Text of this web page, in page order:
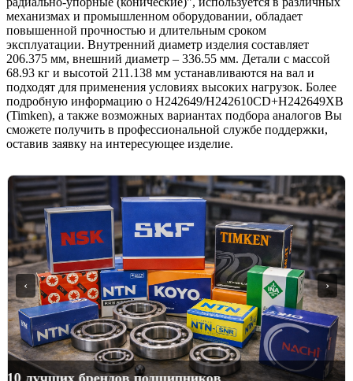
механизмах и промышленном оборудовании, обладает
повышенной прочностью и длительным сроком
эксплуатации. Внутренний диаметр изделия составляет
206.375 мм, внешний диаметр – 336.55 мм. Детали с массой
68.93 кг и высотой 211.138 мм устанавливаются на вал и
подходят для применения условиях высоких нагрузок. Более
подробную информацию о H242649/H242610CD+H242649XB
(Timken), а также возможных вариантах подбора аналогов Вы
сможете получить в профессиональной службе поддержки,
оставив заявку на интересующее изделие.
для горного оборудования в москве
‹ ›